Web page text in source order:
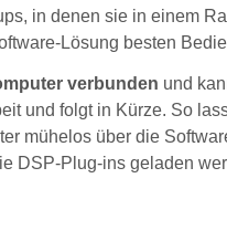
in denen sie in einem
Lösung besten
verbunden und
und folgt in Kürze. So
mühelos über die
DSP-Plug-ins geladen